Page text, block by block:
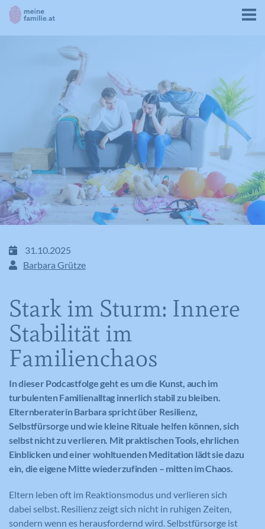
31.10.2025
Barbara Grütze
Stark im Sturm: Innere
Stabilität im
Familienchaos
In dieser Podcastfolge geht es um die Kunst, auch im
turbulenten Familienalltag innerlich stabil zu bleiben.
Elternberaterin Barbara spricht über Resilienz,
Selbstfürsorge und wie kleine Rituale helfen können, sich
selbst nicht zu verlieren. Mit praktischen Tools, ehrlichen
Einblicken und einer wohltuenden Meditation lädt sie dazu
ein, die eigene Mitte wiederzufinden – mitten im Chaos.
Eltern leben oft im Reaktionsmodus und verlieren sich
dabei selbst. Resilienz zeigt sich nicht in ruhigen Zeiten,
sondern wenn es herausfordernd wird. Selbstfürsorge ist